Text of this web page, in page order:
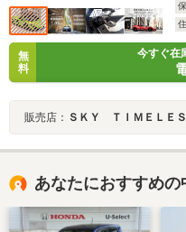
無
料
今すぐ在
販売店： ＳＫＹ ＴＩＭＥＬＥ
あなたにおすすめの